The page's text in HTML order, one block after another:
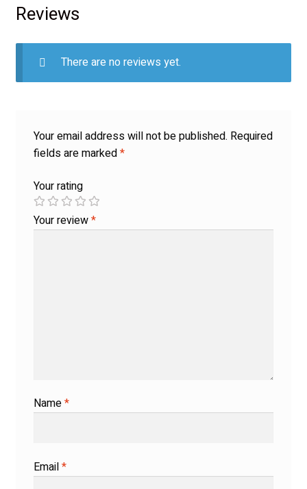
Reviews
There are no reviews yet.
Your email address will not be published. Required
fields are marked*
Your rating
Your review*
Name*
Email*